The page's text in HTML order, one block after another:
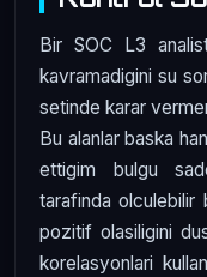
Bir SOC L3
kavramadigini su
setinde karar
Bu alanlar baska
ettigim bulgu
tarafinda olculebilir
pozitif olasiligini
korelasyonlari